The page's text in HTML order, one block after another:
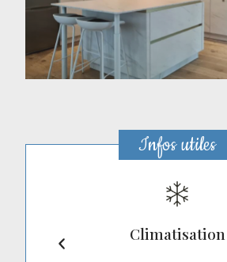
Infos utiles
Climatisation